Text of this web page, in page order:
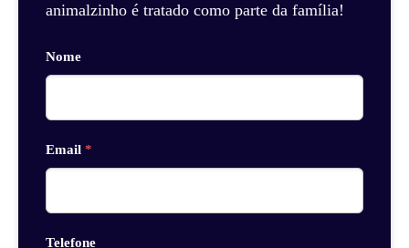
animalzinho é tratado como parte da família!
Nome
Email *
Telefone